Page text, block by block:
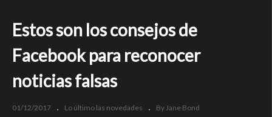
Estos son los consejos de
Facebook para reconocer
noticias falsas
01/12/2017 Lo último las novedades
By Jane Bond